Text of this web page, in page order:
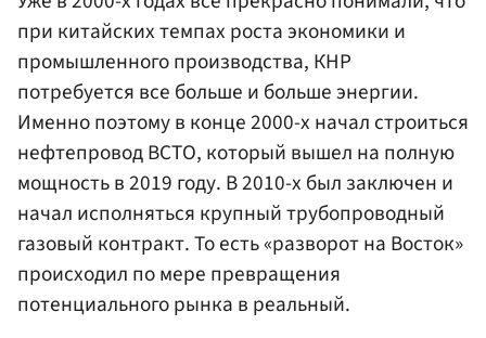
при китайских темпах роста экономики и
промышленного производства, КНР
потребуется все больше и больше энергии.
Именно поэтому в конце 2000-х начал строиться
нефтепровод ВСТО, который вышел на полную
мощность в 2019 году. В 2010-х был заключен и
начал исполняться крупный трубопроводный
газовый контракт. То есть «разворот на Восток»
происходил по мере превращения
потенциального рынка в реальный.